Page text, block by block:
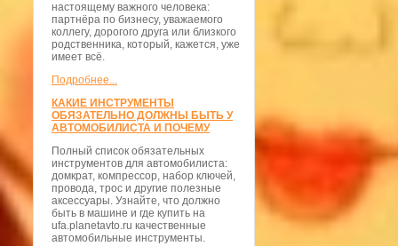
настоящему важного человека:
партнёра по бизнесу, уважаемого
коллегу, дорогого друга или близкого
родственника, который, кажется, уже
имеет всё.
Подробнее...
КАКИЕ ИНСТРУМЕНТЫ
ОБЯЗАТЕЛЬНО ДОЛЖНЫ БЫТЬ У
АВТОМОБИЛИСТА И ПОЧЕМУ
Полный список обязательных
инструментов для автомобилиста:
домкрат, компрессор, набор ключей,
провода, трос и другие полезные
аксессуары. Узнайте, что должно
быть в машине и где купить на
ufa.planetavto.ru качественные
автомобильные инструменты.